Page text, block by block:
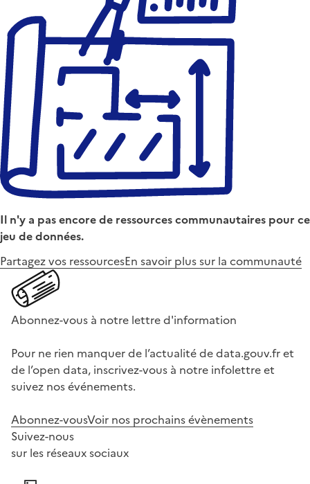
Il n'y a pas encore de ressources communautaires pour ce
jeu de données.
Partagez vos ressourcesEn savoir plus sur la communauté
Abonnez-vous à notre lettre d'information
Pour ne rien manquer de l’actualité de data.gouv.fr et
de l’open data, inscrivez-vous à notre infolettre et
suivez nos événements.
Abonnez-vousVoir nos prochains évènements
Suivez-nous
sur les réseaux sociaux